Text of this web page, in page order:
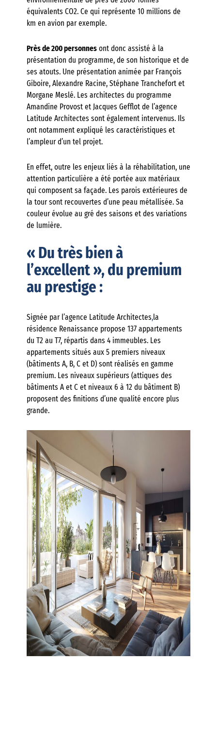
équivalents CO2. Ce qui représente 10 millions de
km en avion par exemple.
Près de 200 personnes ont donc assisté à la
présentation du programme, de son historique et de
ses atouts. Une présentation animée par François
Giboire, Alexandre Racine, Stéphane Tranchefort et
Morgane Meslé. Les architectes du programme
Amandine Provost et Jacques Gefflot de l’agence
Latitude Architectes sont également intervenus. Ils
ont notamment expliqué les caractéristiques et
l’ampleur d’un tel projet.
En effet, outre les enjeux liés à la réhabilitation, une
attention particulière a été portée aux matériaux
qui composent sa façade. Les parois extérieures de
la tour sont recouvertes d’une peau métallisée. Sa
couleur évolue au gré des saisons et des variations
de lumière.
« Du très bien à
l’excellent », du premium
au prestige :
Signée par l’agence Latitude Architectes,la
résidence Renaissance propose 137 appartements
du T2 au T7, répartis dans 4 immeubles. Les
appartements situés aux 5 premiers niveaux
(bâtiments A, B, C et D) sont réalisés en gamme
premium. Les niveaux supérieurs (attiques des
bâtiments A et C et niveaux 6 à 12 du bâtiment B)
proposent des finitions d’une qualité encore plus
grande.